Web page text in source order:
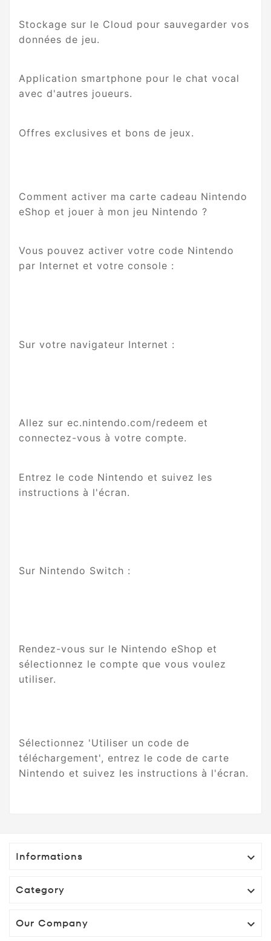
Stockage sur le Cloud pour sauvegarder vos
données de jeu.
Application smartphone pour le chat vocal
avec d'autres joueurs.
Offres exclusives et bons de jeux.
Comment activer ma carte cadeau Nintendo
eShop et jouer à mon jeu Nintendo ?
Vous pouvez activer votre code Nintendo
par Internet et votre console :
Sur votre navigateur Internet :
Allez sur ec.nintendo.com/redeem et
connectez-vous à votre compte.
Entrez le code Nintendo et suivez les
instructions à l'écran.
Sur Nintendo Switch :
Rendez-vous sur le Nintendo eShop et
sélectionnez le compte que vous voulez
utiliser.
Sélectionnez 'Utiliser un code de
téléchargement', entrez le code de carte
Nintendo et suivez les instructions à l'écran.
Informations 
Category 
Our Company 